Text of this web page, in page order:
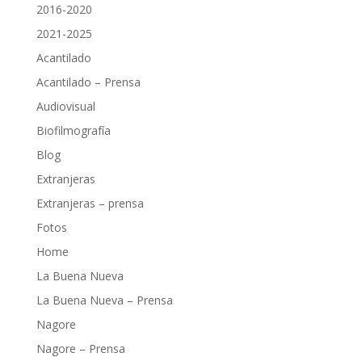
2016-2020
2021-2025
Acantilado
Acantilado – Prensa
Audiovisual
Biofilmografía
Blog
Extranjeras
Extranjeras – prensa
Fotos
Home
La Buena Nueva
La Buena Nueva – Prensa
Nagore
Nagore – Prensa